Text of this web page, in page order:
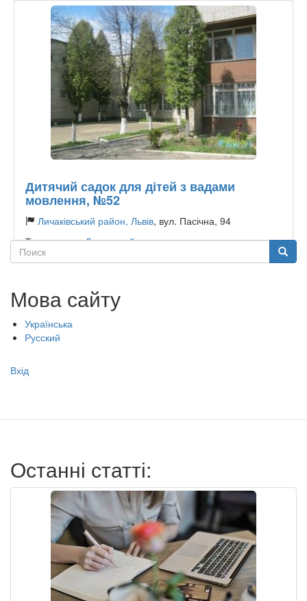
Дитячий садок для дітей з вадами
мовлення, №52
Личаківський район, Львів, вул. Пасічна, 94
Тип садочку:Державний
Поиск Поиск
Мова сайту
Українська
Русский
Меню
записи
Вхід
Останні статті: